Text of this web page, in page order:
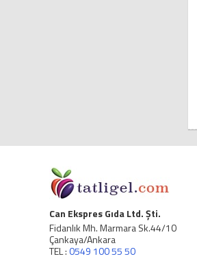
Can Ekspres Gıda Ltd. Şti.
Fidanlık Mh. Marmara Sk.44/10
Çankaya/Ankara
TEL :0549 100 55 50